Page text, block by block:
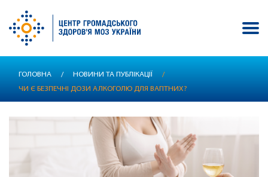
основного
ГОЛОВНА / НОВИНИ ТА ПУБЛІКАЦІЇ
/
ЧИ Є БЕЗПЕЧНІ ДОЗИ АЛКОГОЛЮ ДЛЯ ВАГІТНИХ?